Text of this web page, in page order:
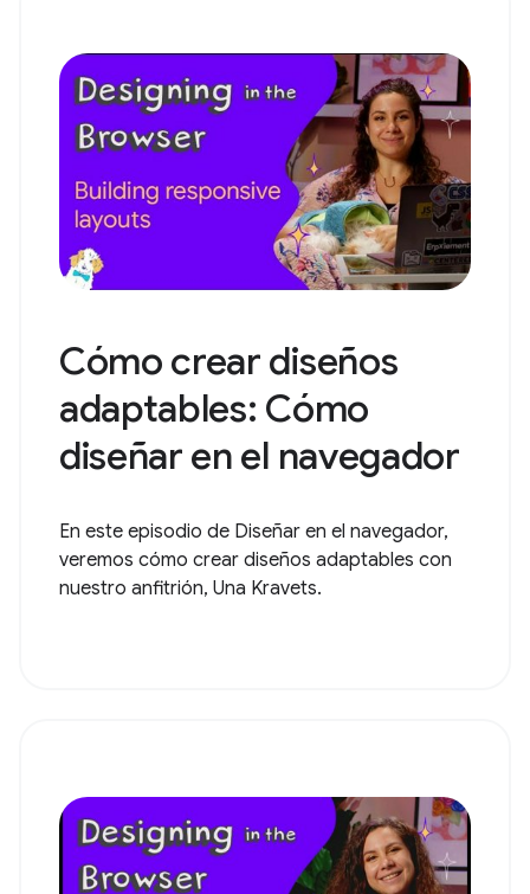
Cómo crear diseños
adaptables: Cómo
diseñar en el navegador
En este episodio de Diseñar en el navegador,
veremos cómo crear diseños adaptables con
nuestro anfitrión, Una Kravets.